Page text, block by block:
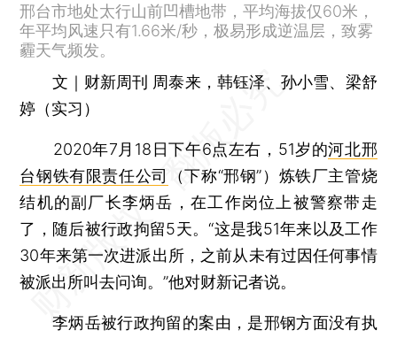
邢台市地处太行山前凹槽地带，平均海拔仅60米，
年平均风速只有1.66米/秒，极易形成逆温层，致雾
霾天气频发。
文｜财新周刊 周泰来，韩钰泽、孙小雪、梁舒
婷（实习）
2020年7月18日下午6点左右，51岁的河北邢
台钢铁有限责任公司
（下称“邢钢”）炼铁厂主管烧
结机的副厂长李炳岳，在工作岗位上被警察带走
了，随后被行政拘留5天。“这是我51年来以及工作
30年来第一次进派出所，之前从未有过因任何事情
被派出所叫去问询。”他对财新记者说。
李炳岳被行政拘留的案由，是邢钢方面没有执